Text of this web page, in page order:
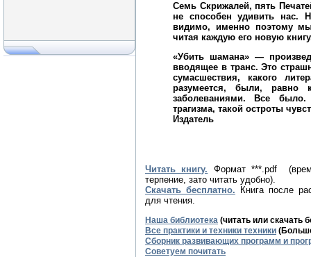
Семь Скрижалей, пять
не способен удивить нас.
видимо, именно поэтому
читая каждую его новую
«Убить шамана» —
вводящее в транс. Это
сумасшествия, какого
разумеется, были, равно
заболеваниями. Все
трагизма, такой остроты
Издатель
Читать книгу.
Формат ***.pdf
терпение, зато читать удобно).
Скачать бесплатно. Книга после
для чтения.
Наша библиотека (читать или скачать
Все практики и техники техники
Сборник развивающих программ и
Советуем почитать